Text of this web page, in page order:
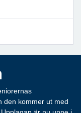
den kommer ut med